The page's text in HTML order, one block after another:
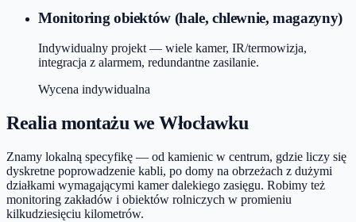
Monitoring obiektów (hale, chlewnie, magazyny)
Indywidualny projekt — wiele kamer, IR/termowizja,
integracja z alarmem, redundantne zasilanie.
Wycena indywidualna
Realia montażu we Włocławku
Znamy lokalną specyfikę — od kamienic w centrum, gdzie liczy się
dyskretne poprowadzenie kabli, po domy na obrzeżach z dużymi
działkami wymagającymi kamer dalekiego zasięgu. Robimy też
monitoring zakładów i obiektów rolniczych w promieniu
kilkudziesięciu kilometrów.